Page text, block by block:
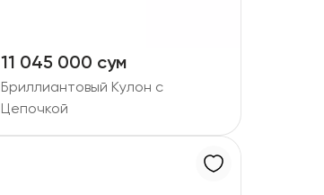
11 045 000 сум
Бриллиантовый Кулон с
Цепочкой